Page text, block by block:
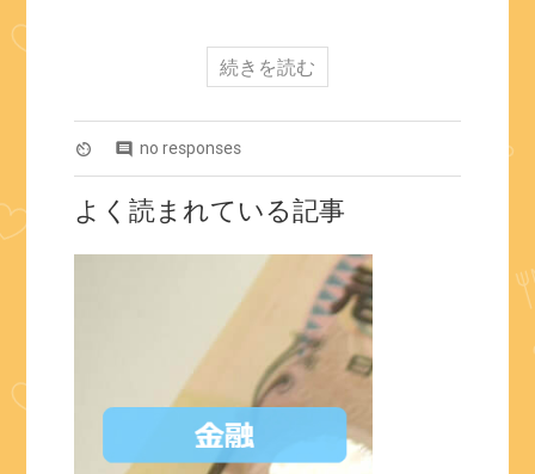
続きを読む
av_timer comment no responses
よく読まれている記事